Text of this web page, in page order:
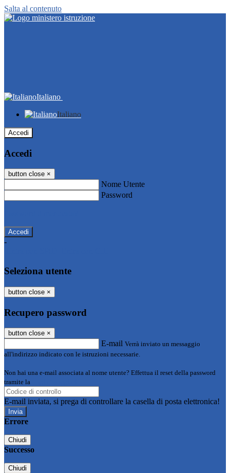
Salta al contenuto
Italiano
Italiano
Accedi
Accedi
button close ×
Nome Utente
Password
-
Seleziona utente
button close ×
Recupero password
button close ×
E-mail Verrà inviato un messaggio
all'indirizzo indicato con le istruzioni necessarie.
Non hai una e-mail associata al nome utente? Effettua il reset della password
tramite la
E-mail inviata, si prega di controllare la casella di posta elettronica!
Errore
Chiudi
Successo
Chiudi